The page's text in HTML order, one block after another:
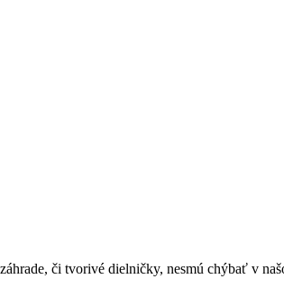
či tvorivé dielničky, nesmú chýbať v